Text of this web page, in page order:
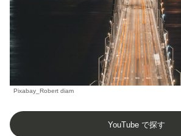
Pixabay_Robert diam
YouTube で探す